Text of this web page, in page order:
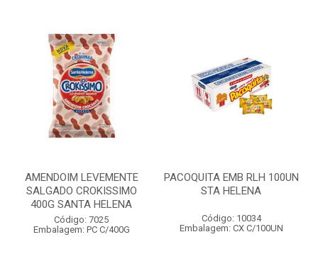
AMENDOIM LEVEMENTE
SALGADO CROKISSIMO
400G SANTA HELENA
Código: 7025
Embalagem: PC C/400G
PACOQUITA EMB RLH 100UN
STA HELENA
Código: 10034
Embalagem: CX C/100UN